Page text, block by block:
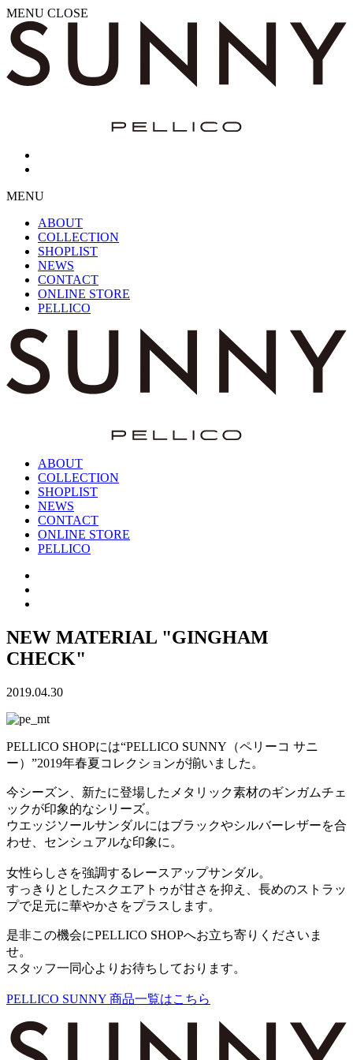
MENU CLOSE
MENU
ABOUT
COLLECTION
SHOPLIST
NEWS
CONTACT
ONLINE STORE
PELLICO
ABOUT
COLLECTION
SHOPLIST
NEWS
CONTACT
ONLINE STORE
PELLICO
NEW MATERIAL "GINGHAM
CHECK"
2019.04.30
PELLICO SHOPには“PELLICO SUNNY（ペリーコ サニ
ー）”2019年春夏コレクションが揃いました。
今シーズン、新たに登場したメタリック素材のギンガムチェ
ックが印象的なシリーズ。
ウエッジソールサンダルにはブラックやシルバーレザーを合
わせ、センシュアルな印象に。
女性らしさを強調するレースアップサンダル。
すっきりとしたスクエアトゥが甘さを抑え、長めのストラッ
プで足元に華やかさをプラスします。
是非この機会にPELLICO SHOPへお立ち寄りくださいま
せ。
スタッフ一同心よりお待ちしております。
PELLICO SUNNY 商品一覧はこちら